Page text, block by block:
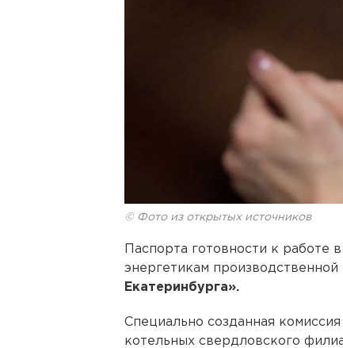
© Фото из открытых источников
Паспорта готовности к работе
энергетикам
Екатеринбурга».
Специально созданная
котельных свердловского